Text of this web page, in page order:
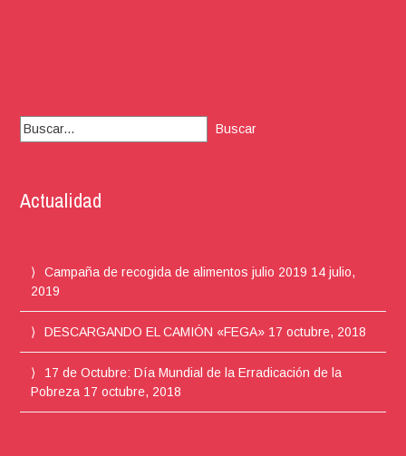
Buscar:
Actualidad
Campaña de recogida de alimentos julio 2019 14 julio,
2019
DESCARGANDO EL CAMIÓN «FEGA» 17 octubre, 2018
17 de Octubre: Día Mundial de la Erradicación de la
Pobreza 17 octubre, 2018